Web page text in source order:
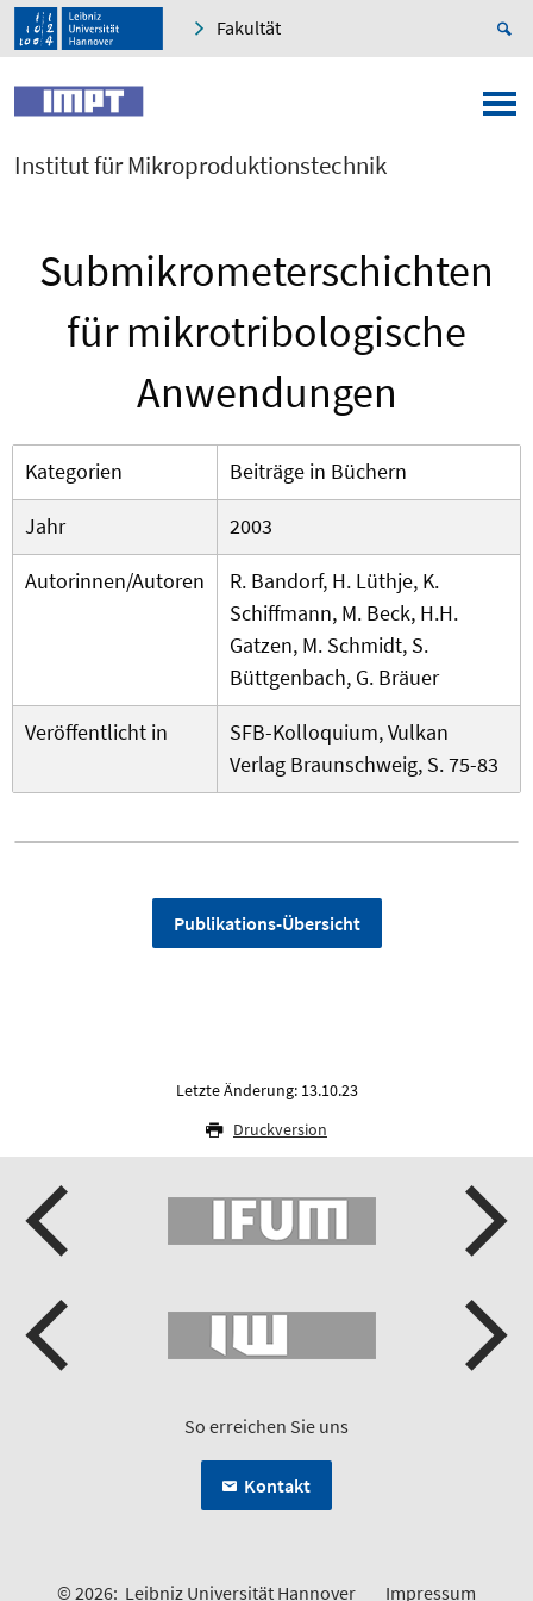
Fakultät
Institut für Mikroproduktionstechnik
Submikrometerschichten
für mikrotribologische
Anwendungen
Kategorien
Beiträge in Büchern
Jahr
2003
Autorinnen/Autoren
R. Bandorf, H. Lüthje, K.
Schiffmann, M. Beck, H.H.
Gatzen, M. Schmidt, S.
Büttgenbach, G. Bräuer
Veröffentlicht in
SFB-Kolloquium, Vulkan
Verlag Braunschweig, S. 75-83
Publikations-Übersicht
Letzte Änderung: 13.10.23
Druckversion
So erreichen Sie uns
Kontakt
© 2026: Leibniz Universität Hannover Impressum